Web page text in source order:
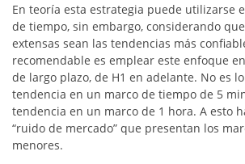
En teoría esta estrategia puede utilizarse
de tiempo, sin embargo, considerando
extensas sean las tendencias más
recomendable es emplear este enfoque
de largo plazo, de H1 en adelante. No es
tendencia en un marco de tiempo de 5
tendencia en un marco de 1 hora. A esto
“ruido de mercado” que presentan los
menores.